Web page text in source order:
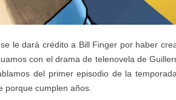
le dará crédito a Bill Finger por haber
con el drama de telenovela de
del primer episodio de la
porque cumplen años.